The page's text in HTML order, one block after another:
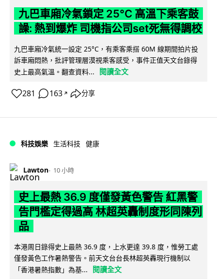
九巴車廂冷氣鎖定 25°C 高溫下乘客鼓
譟: 熱到爆炸 司機指公司set死無得調校
九巴車廂冷氣統一設定 25°C，有乘客乘搭 60M 線期間拍片投
訴車廂悶熱，批評管理層漠視乘客感受，事件正值天文台錄得
史上最高氣溫。翻查資料...
閱讀全文
281 163 ↗ 分享
科技娛樂 生活科技 健康
Lawton 10 小時
史上最熱 36.9 度僅發黃色警告 紅黑警
告門檻定得過高 林超英轟制度形同陳列
品
本港周日錄得史上最熱 36.9 度，上水更達 39.8 度，惟勞工處
僅發黃色工作暑熱警告。前天文台台長林超英轟現行機制以
「香港暑熱指數」為基...
閱讀全文